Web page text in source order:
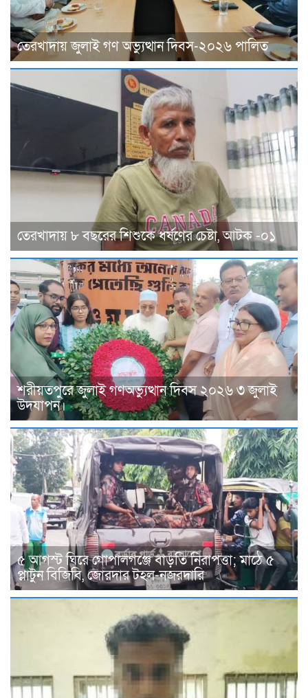
তেরখাদায় জুলাই গণ অভ্যুত্থান দিবস-২০২৬ পালিত
তেরখাদায় ৮ বছরের শিশুকে ধর্ষণের চেষ্টা, আটক -০১
শরীয়তপুরে জুলাই গণঅভ্যুত্থান দিবস ২০২৬ ৩ জুলাই
উদযাপন।
৫ আগস্ট ঘিরে গোপালগঞ্জে বাড়তি নিরাপত্তা; মাঠে ৫
প্লাটুন বিজিবি, জোরদার টহল-নজরদারি